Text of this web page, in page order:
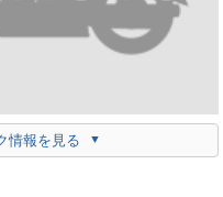
情報を見る